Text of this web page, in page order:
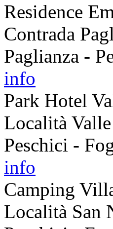
Residence
Contrada
Paglianza -
info
Park Hotel
Località
Peschici -
info
Camping
Località San